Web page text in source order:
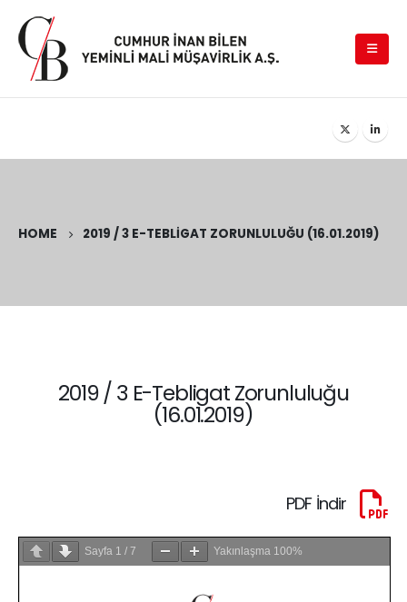
HOME 2019 / 3 E-TEBLIGAT ZORUNLULUĞU (16.01.2019)
2019 / 3 E-Tebligat Zorunluluğu
(16.01.2019)
PDF İndir
Sayfa 1 / 7 Yakınlaşma 100%